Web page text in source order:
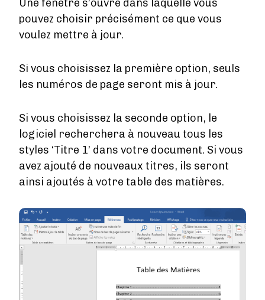
Une fenêtre s’ouvre dans laquelle vous
pouvez choisir précisément ce que vous
voulez mettre à jour.
Si vous choisissez la première option, seuls
les numéros de page seront mis à jour.
Si vous choisissez la seconde option, le
logiciel recherchera à nouveau tous les
styles ‘Titre 1’ dans votre document. Si vous
avez ajouté de nouveaux titres, ils seront
ainsi ajoutés à votre table des matières.
Image